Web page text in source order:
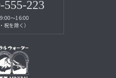
555-223
～16:00
祝を除く）